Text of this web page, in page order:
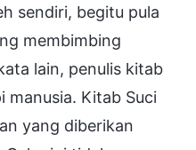
sendiri, begitu pula
membimbing
lain, penulis kitab
manusia. Kitab Suci
yang diberikan